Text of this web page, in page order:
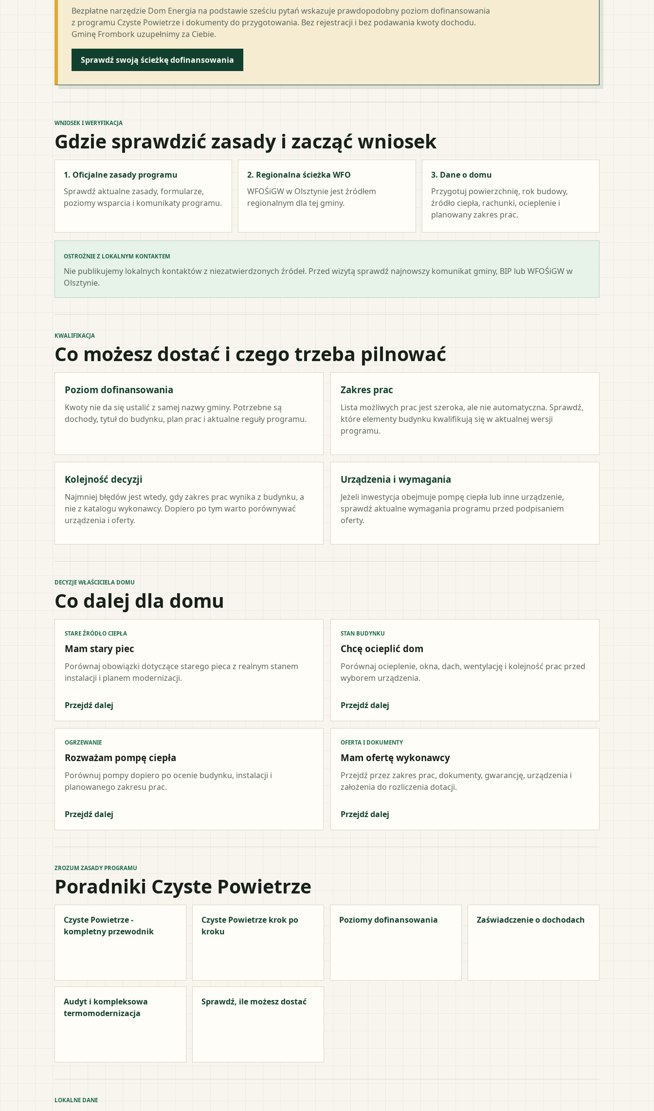
Bezpłatne narzędzie Dom Energia na podstawie sześciu pytań wskazuje prawdopodobny poziom dofinansowania
z programu Czyste Powietrze i dokumenty do przygotowania. Bez rejestracji i bez podawania kwoty dochodu.
Gminę Frombork uzupełnimy za Ciebie.
Sprawdź swoją ścieżkę dofinansowania
WNIOSEK I WERYFIKACJA
Gdzie sprawdzić zasady i zacząć wniosek
1. Oficjalne zasady programu
Sprawdź aktualne zasady, formularze,
poziomy wsparcia i komunikaty programu.
2. Regionalna ścieżka WFO
WFOŚiGW w Olsztynie jest źródłem
regionalnym dla tej gminy.
3. Dane o domu
Przygotuj powierzchnię, rok budowy,
źródło ciepła, rachunki, ocieplenie i
planowany zakres prac.
OSTROŻNIE Z LOKALNYM KONTAKTEM
Nie publikujemy lokalnych kontaktów z niezatwierdzonych źródeł. Przed wizytą sprawdź najnowszy komunikat gminy, BIP lub WFOŚiGW w
Olsztynie.
KWALIFIKACJA
Co możesz dostać i czego trzeba pilnować
Poziom dofinansowania
Kwoty nie da się ustalić z samej nazwy gminy. Potrzebne są
dochody, tytuł do budynku, plan prac i aktualne reguły programu.
Zakres prac
Lista możliwych prac jest szeroka, ale nie automatyczna. Sprawdź,
które elementy budynku kwalifikują się w aktualnej wersji
programu.
Kolejność decyzji
Najmniej błędów jest wtedy, gdy zakres prac wynika z budynku, a
nie z katalogu wykonawcy. Dopiero po tym warto porównywać
urządzenia i oferty.
Urządzenia i wymagania
Jeżeli inwestycja obejmuje pompę ciepła lub inne urządzenie,
sprawdź aktualne wymagania programu przed podpisaniem
oferty.
DECYZJE WŁAŚCICIELA DOMU
Co dalej dla domu
STARE ŹRÓDŁO CIEPŁA
Mam stary piec
Porównaj obowiązki dotyczące starego pieca z realnym stanem
instalacji i planem modernizacji.
Przejdź dalej
STAN BUDYNKU
Chcę ocieplić dom
Porównaj ocieplenie, okna, dach, wentylację i kolejność prac przed
wyborem urządzenia.
Przejdź dalej
OGRZEWANIE
Rozważam pompę ciepła
Porównuj pompy dopiero po ocenie budynku, instalacji i
planowanego zakresu prac.
Przejdź dalej
OFERTA I DOKUMENTY
Mam ofertę wykonawcy
Przejdź przez zakres prac, dokumenty, gwarancję, urządzenia i
założenia do rozliczenia dotacji.
Przejdź dalej
ZROZUM ZASADY PROGRAMU
Poradniki Czyste Powietrze
Czyste Powietrze -
kompletny przewodnik
Czyste Powietrze krok po
kroku
Poziomy dofinansowania Zaświadczenie o dochodach
Audyt i kompleksowa
termomodernizacja
Sprawdź, ile możesz dostać
LOKALNE DANE